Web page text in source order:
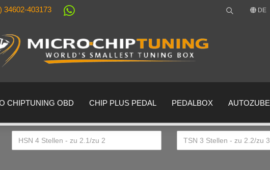
34602-403173 DE
Sprache auswählen
CHIPTUNING OBD CHIP PLUS PEDAL PEDALBOX